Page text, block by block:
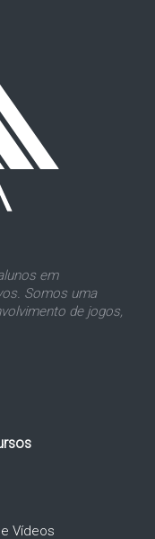
em
Somos uma
de jogos,
Vídeos